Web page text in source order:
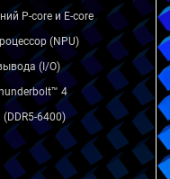
P-core и E-core
(NPU)
(I/O)
4
6400)